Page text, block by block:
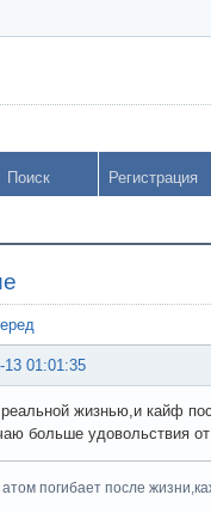
Поиск Регистрация
13 01:01:35
жизнью,и кайф
больше удовольствия
погибает после